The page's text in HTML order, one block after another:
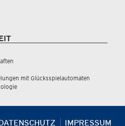
mit Glücksspielautomaten
IMPRESSUM